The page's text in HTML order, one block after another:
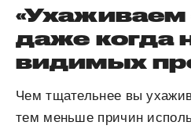
«Ухаживаем
даже когда
видимых
Чем тщательнее вы
тем меньше причин